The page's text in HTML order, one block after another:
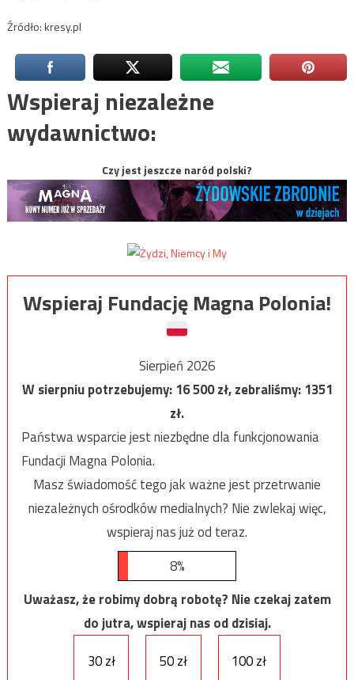
Źródło: kresy.pl
Wspieraj niezależne
wydawnictwo:
Czy jest jeszcze naród polski?
Wspieraj Fundację Magna Polonia!
Sierpień 2026
W sierpniu potrzebujemy:16 500zł, zebraliśmy:1351
zł.
Państwa wsparcie jest niezbędne dla funkcjonowania
Fundacji Magna Polonia.
Masz świadomość tego jak ważne jest przetrwanie
niezależnych ośrodków medialnych? Nie zwlekaj więc,
wspieraj nas już od teraz.
8%
Uważasz, że robimy dobrą robotę? Nie czekaj zatem
do jutra, wspieraj nas od dzisiaj.
30 zł
50 zł 100 zł